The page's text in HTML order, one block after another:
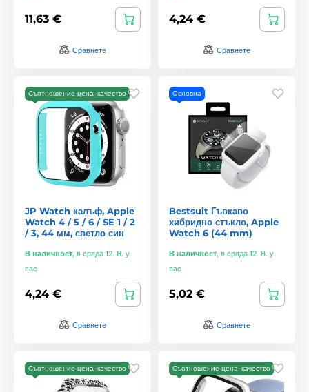
11,63 €
Сравнете
4,24 €
Сравнете
Съотношение цена–качество
JP Watch калъф, Apple
Watch 4 / 5 / 6 / SE 1 / 2
/ 3, 44 мм, светло син
В наличност, в сряда 12. 8. у
вас
4,24 €
Сравнете
Основна
Bestsuit Гъвкаво
хибридно стъкло, Apple
Watch 6 (44 mm)
В наличност, в сряда 12. 8. у
вас
5,02 €
Сравнете
Съотношение цена–качество Съотношение цена–качество